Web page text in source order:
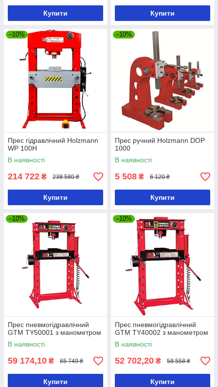
Купити Купити
–10%
Прес гідравлічний Holzmann
WP 100H
В наявності
214 722 ₴ 238 580 ₴
Купити
–10%
Прес ручний Holzmann DOP
1000
В наявності
5 508 ₴ 6 120 ₴
Купити
–10%
Прес пневмогідравлічний
GTM TY50001 з манометром
В наявності
59 174,10 ₴ 65 749 ₴
Купити
–10%
Прес пневмогідравлічний
GTM TY40002 з манометром
В наявності
52 702,20 ₴ 58 558 ₴
Купити